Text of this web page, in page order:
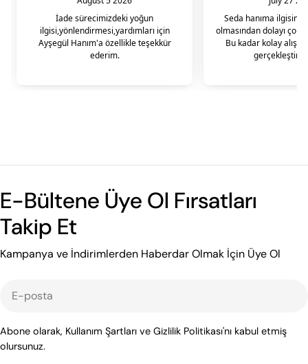
E-Bültene Üye Ol Fırsatları
Takip Et
Kampanya ve İndirimlerden Haberdar Olmak İçin Üye Ol
posta
Abone olarak, Kullanım Şartları ve Gizlilik Politikası'nı kabul etmiş
olursunuz.